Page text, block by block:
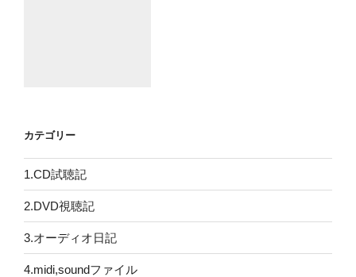
カテゴリー
1.CD試聴記
2.DVD視聴記
3.オーディオ日記
4.midi,soundファイル